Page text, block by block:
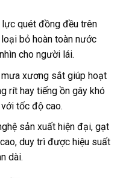
quét đồng đều trên
bỏ hoàn toàn nước
cho người lái.
xương sắt giúp hoạt
rít hay tiếng ồn gây khó
tốc độ cao.
sản xuất hiện đại, gạt
duy trì được hiệu suất
dài.